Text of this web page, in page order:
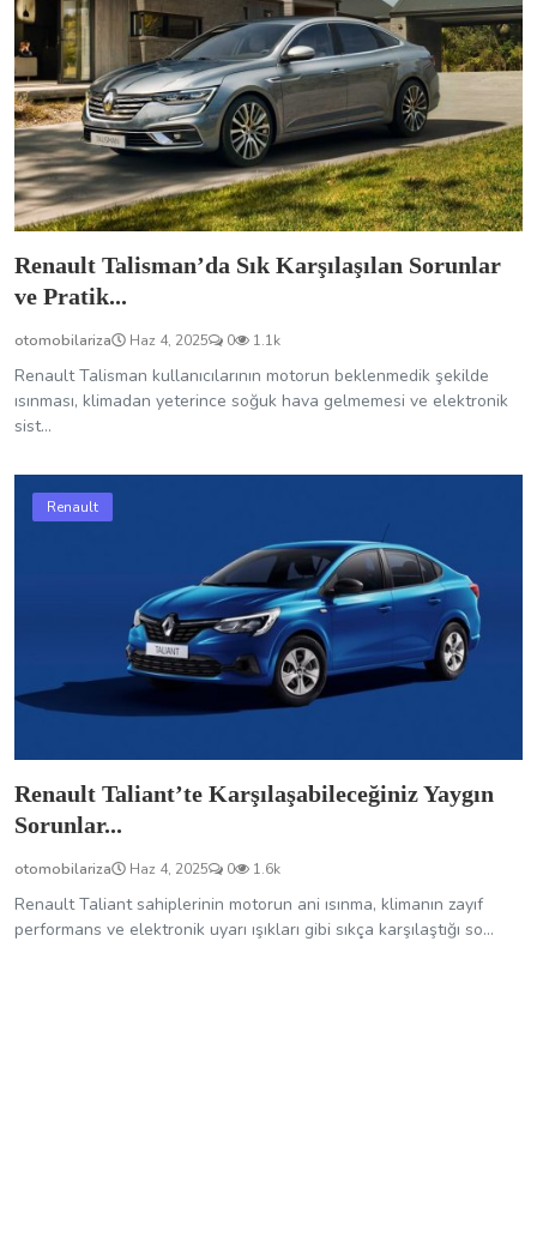
otomobilariza Haz 4, 2025 0 1.1k
Renault Talisman kullanıcılarının motorun beklenmedik şekilde
ısınması, klimadan yeterince soğuk hava gelmemesi ve elektronik
sist...
Renault
Renault Taliant’te Karşılaşabileceğiniz Yaygın
Sorunlar...
0 1.6k
Renault Taliant sahiplerinin motorun ani ısınma, klimanın zayıf
performans ve elektronik uyarı ışıkları gibi sıkça karşılaştığı so...